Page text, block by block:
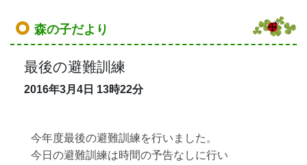
森の子だより
最後の避難訓練
2016年3月4日 13時22分
今年度最後の避難訓練を行いました。
今日の避難訓練は時間の予告なしに行い